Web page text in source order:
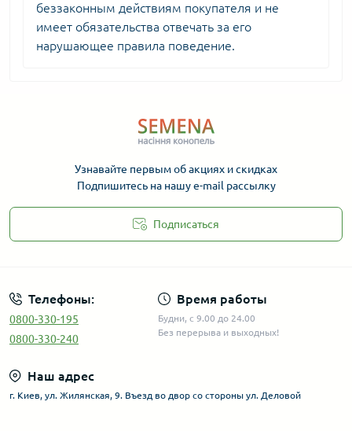
беззаконным действиям покупателя и не
имеет обязательства отвечать за его
нарушающее правила поведение.
Узнавайте первым об акциях и скидках
Подпишитесь на нашу e-mail рассылку
Подписаться
Телефоны:
0800-330-195
0800-330-240
Время работы
Будни, с 9.00 до 24.00
Без перерыва и выходных!
Наш адрес
г. Киев, ул. Жилянская, 9. Въезд во двор со стороны ул. Деловой